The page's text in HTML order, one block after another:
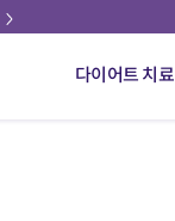
다이어트 치료